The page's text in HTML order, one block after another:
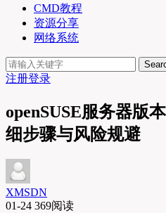
CMD教程
资源分享
网络系统
注册登录
openSUSE服务器版
细步骤与风险规避
XMSDN
01-24 369阅读